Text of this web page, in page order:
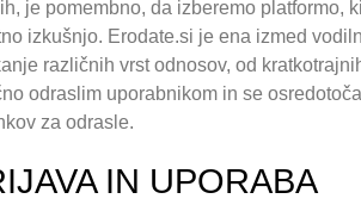
je pomembno, da izberemo platformo,
izkušnjo. Erodate.si je ena izmed
različnih vrst odnosov, od
odraslim uporabnikom in se
za odrasle.
IN UPORABA